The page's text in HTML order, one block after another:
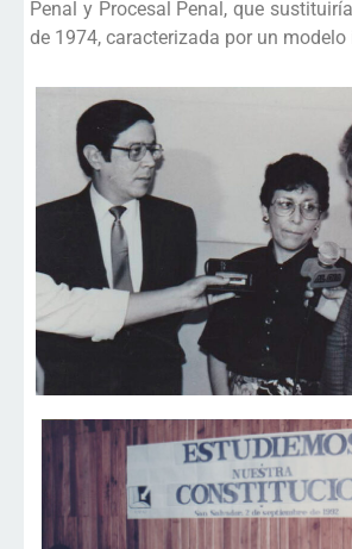
Penal y Procesal Penal, que
de 1974, caracterizada por un